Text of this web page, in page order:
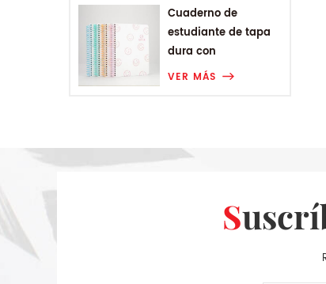
Cuaderno de
estudiante de tapa
dura con
encuadernación en
VER MÁS